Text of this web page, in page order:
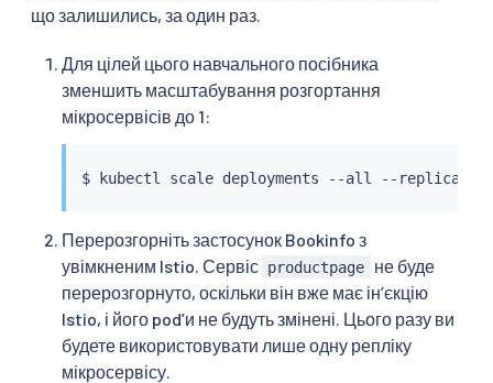
що залишились, за один раз.
Для цілей цього навчального посібника
зменшить масштабування розгортання
мікросервісів до 1:
$ kubectl
Перерозгорніть застосунок Bookinfo з
увімкненим Istio. Сервіс productpage
не буде
перерозгорнуто, оскільки він вже має інʼєкцію
Istio, і його podʼи не будуть змінені. Цього разу ви
будете використовувати лише одну репліку
мікросервісу.